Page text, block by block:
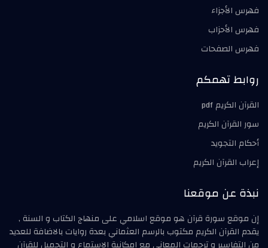
فهرس الأجزاء
فهرس الأحزاب
فهرس الصفحات
روابط تهمكم
القرآن الكريم pdf
سور القرآن الكريم
أحكام التجويد
إعراب القرآن الكريم
نبذة عن موقعنا
إن موقع سورة قرآن هو موقع اسلامي على منهاج الكتاب و السنة ,
يقدم القرآن الكريم مكتوب بالرسم العثماني بعدة روايات بالاضافة للعديد
من التفاسير و ترجمات المعاني مع امكانية الاستماع و التحميل للقرآن